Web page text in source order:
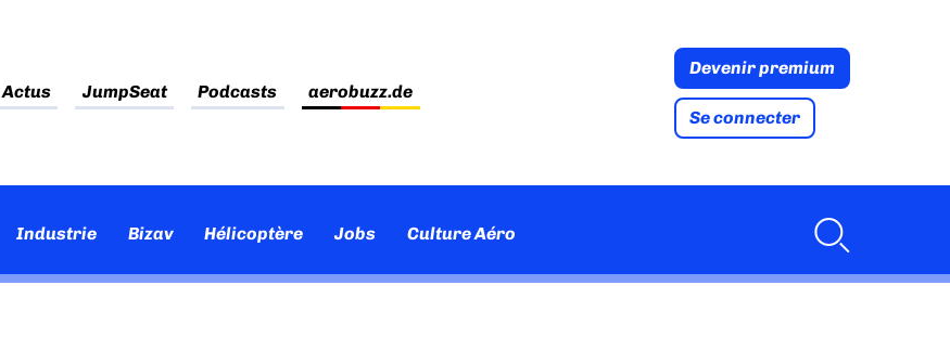
Actus JumpSeat Podcasts aerobuzz.de
Devenir premium
Se connecter
Industrie Bizav Hélicoptère Jobs Culture Aéro